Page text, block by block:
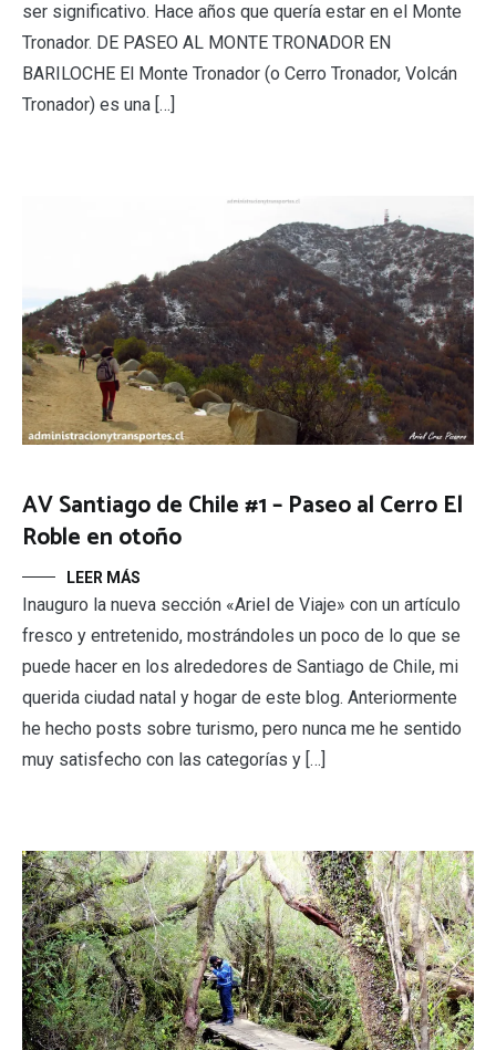
ser significativo. Hace años que quería estar en el Monte
Tronador. DE PASEO AL MONTE TRONADOR EN
BARILOCHE El Monte Tronador (o Cerro Tronador, Volcán
Tronador) es una […]
AV Santiago de Chile #1 – Paseo al Cerro El
Roble en otoño
LEER MÁS
Inauguro la nueva sección «Ariel de Viaje» con un artículo
fresco y entretenido, mostrándoles un poco de lo que se
puede hacer en los alrededores de Santiago de Chile, mi
querida ciudad natal y hogar de este blog. Anteriormente
he hecho posts sobre turismo, pero nunca me he sentido
muy satisfecho con las categorías y […]